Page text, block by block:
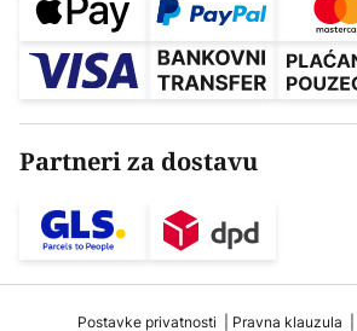
Partneri za dostavu
Postavke privatnosti Pravna klauzula